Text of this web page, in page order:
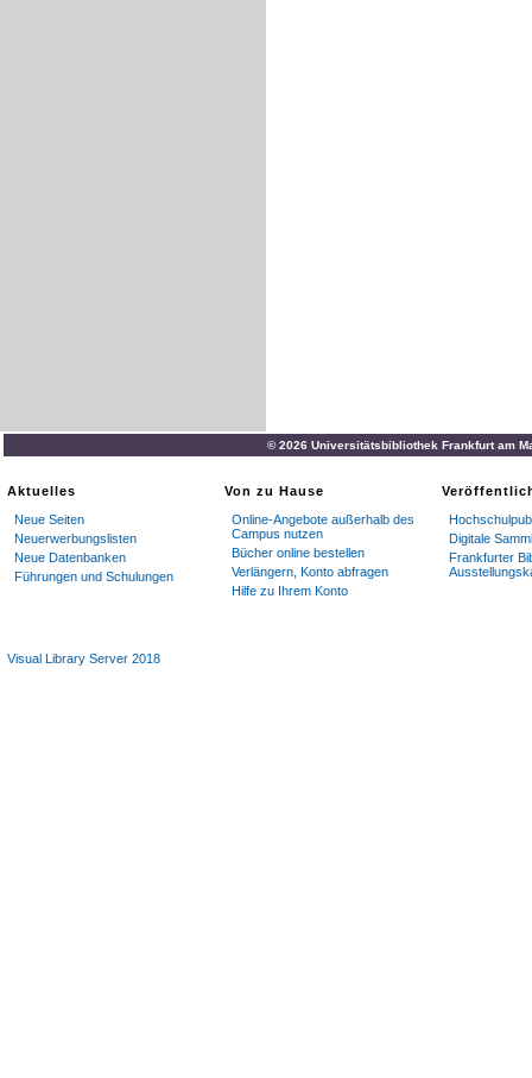
© 2026 Universitätsbibliothek Frankfurt am
Aktuelles
Neue Seiten
Neuerwerbungslisten
Neue Datenbanken
Führungen und Schulungen
Von zu Hause
Online-Angebote außerhalb des
Campus nutzen
Bücher online bestellen
Verlängern, Konto abfragen
Hilfe zu Ihrem Konto
Digitale
Frankfurter
Visual Library Server 2018